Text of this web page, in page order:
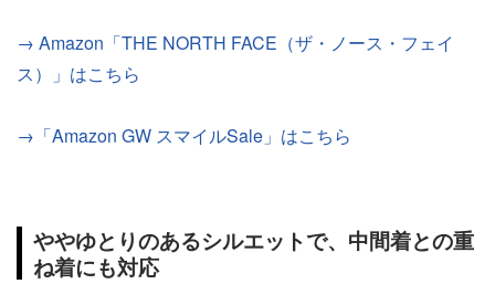
→ Amazon「THE NORTH FACE（ザ・ノース・フェイ
ス）」はこちら
→「Amazon GW スマイルSale」はこちら
ややゆとりのあるシルエットで、中間着との重
ね着にも対応